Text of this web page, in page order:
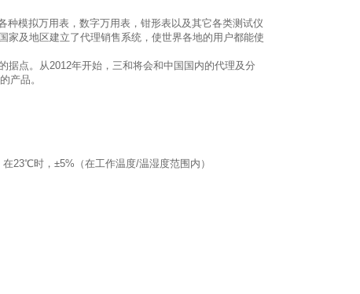
模拟万用表，数字万用表，钳形表以及其它各类测试仪
家及地区建立了代理销售系统，使世界各地的用户都能使
据点。从2012年开始，三和将会和中国国内的代理及分
产品。
23℃时，±5%（在工作温度/温湿度范围内）